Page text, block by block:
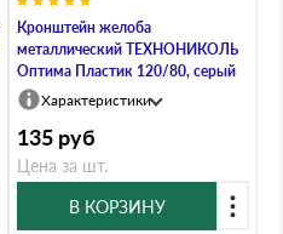
Кронштейн желоба
металлический ТЕХНОНИКОЛЬ
Оптима Пластик 120/80, серый
Характеристики
135 руб
Цена за шт.
В КОРЗИНУ